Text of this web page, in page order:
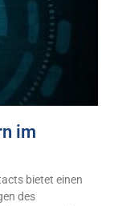
im
bietet einen
des